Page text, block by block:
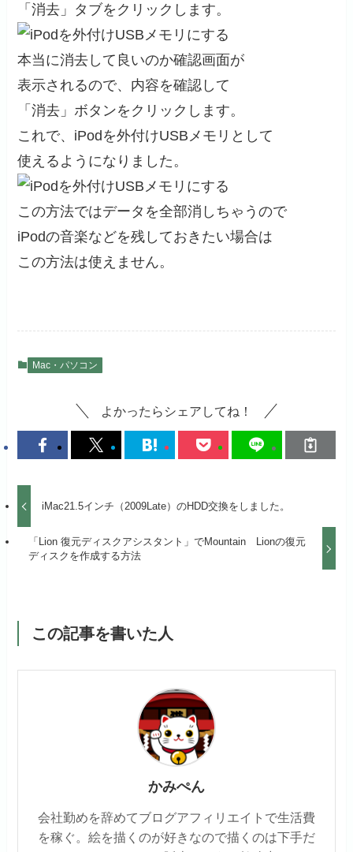
「消去」タブをクリックします。
本当に消去して良いのか確認画面が
表示されるので、内容を確認して
「消去」ボタンをクリックします。
これで、iPodを外付けUSBメモリとして
使えるようになりました。
この方法ではデータを全部消しちゃうので
iPodの音楽などを残しておきたい場合は
この方法は使えません。
Mac・パソコン
よかったらシェアしてね！
iMac21.5インチ（2009Late）のHDD交換をしました。
「Lion 復元ディスクアシスタント」でMountain Lionの復元
ディスクを作成する方法
この記事を書いた人
かみぺん
会社勤めを辞めてブログアフィリエイトで生活費
を稼ぐ。絵を描くのが好きなので描くのは下手だ